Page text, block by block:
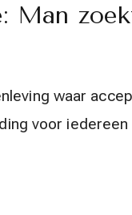
Man
waar
voor